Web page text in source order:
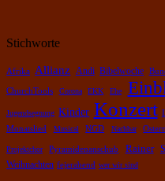
Stichworte
Afrika Allianz Andi Bibelwoche
ChurchTools Corona EKK Ehe
Jugendsegnung Kinder Konzert
Monatslied Musical NGD Nachbar
Projektchor Pyramidenanschub Rainer
Weihnachten fejerabend wer wir sind